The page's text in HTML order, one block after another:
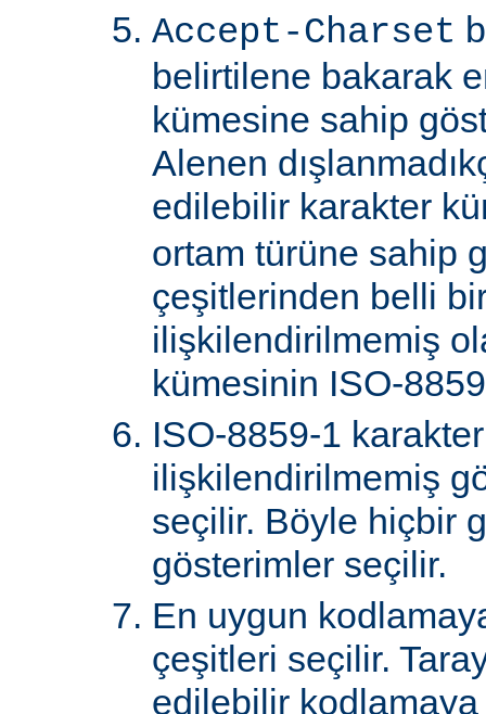
Accept-Charset
belirtilene bakarak
kümesine sahip
Alenen
edilebilir karakter
ortam türüne sahip
çeşitlerinden belli
ilişkilendirilmemiş
kümesinin ISO-
ISO-8859-1
ilişkilendirilmemiş
seçilir. Böyle hiçbir
gösterimler seçilir.
En uygun
çeşitleri seçilir.
edilebilir